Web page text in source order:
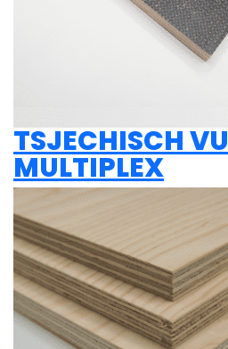
TSJECHISCH
MULTIPLEX